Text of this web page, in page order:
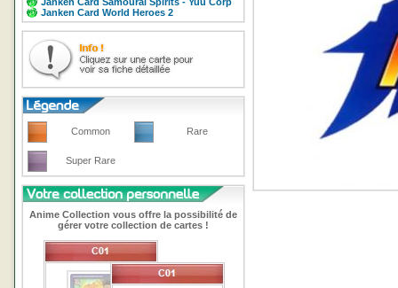
Janken Card World Heroes 2
Common Rare
Super Rare
Anime Collection vous offre la possibilité de
gérer votre collection de cartes !